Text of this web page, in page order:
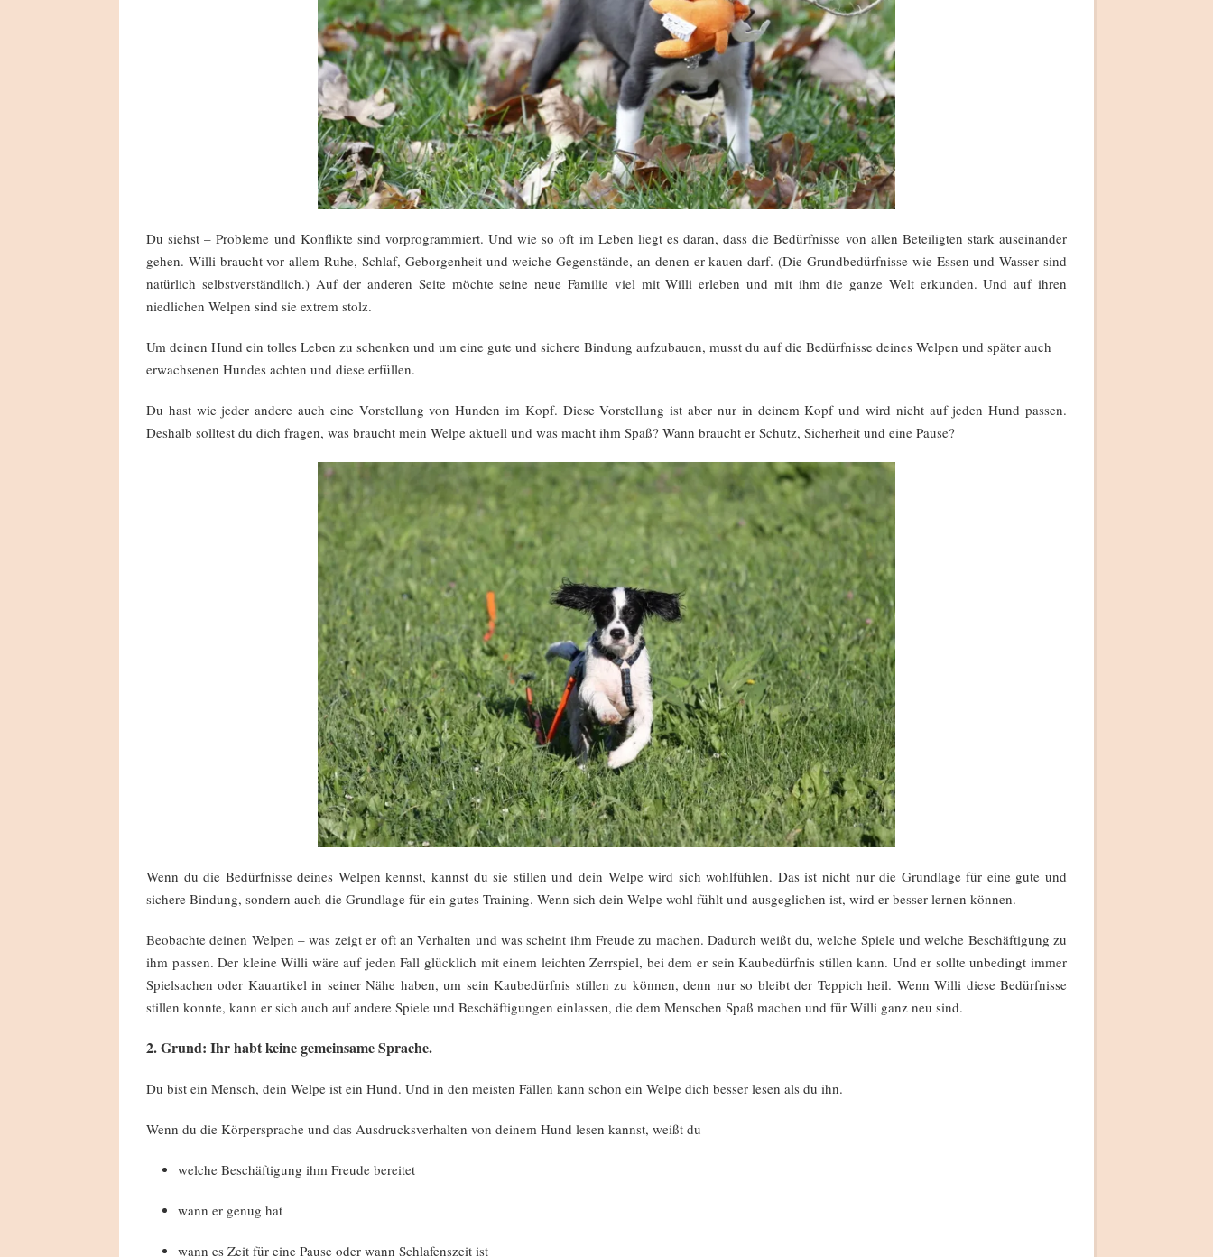
Du siehst – Probleme und Konflikte sind vorprogrammiert. Und wie so oft im Leben liegt es daran, dass die Bedürfnisse von allen Beteiligten stark auseinander
gehen. Willi braucht vor allem Ruhe, Schlaf, Geborgenheit und weiche Gegenstände, an denen er kauen darf. (Die Grundbedürfnisse wie Essen und Wasser sind
natürlich selbstverständlich.) Auf der anderen Seite möchte seine neue Familie viel mit Willi erleben und mit ihm die ganze Welt erkunden. Und auf ihren
niedlichen Welpen sind sie extrem stolz.
Um deinen Hund ein tolles Leben zu schenken und um eine gute und sichere Bindung aufzubauen, musst du auf die Bedürfnisse deines Welpen und später auch
erwachsenen Hundes achten und diese erfüllen.
Du hast wie jeder andere auch eine Vorstellung von Hunden im Kopf. Diese Vorstellung ist aber nur in deinem Kopf und wird nicht auf jeden Hund passen.
Deshalb solltest du dich fragen, was braucht mein Welpe aktuell und was macht ihm Spaß? Wann braucht er Schutz, Sicherheit und eine Pause?
Wenn du die Bedürfnisse deines Welpen kennst, kannst du sie stillen und dein Welpe wird sich wohlfühlen. Das ist nicht nur die Grundlage für eine gute und
sichere Bindung, sondern auch die Grundlage für ein gutes Training. Wenn sich dein Welpe wohl fühlt und ausgeglichen ist, wird er besser lernen können.
Beobachte deinen Welpen – was zeigt er oft an Verhalten und was scheint ihm Freude zu machen. Dadurch weißt du, welche Spiele und welche Beschäftigung zu
ihm passen. Der kleine Willi wäre auf jeden Fall glücklich mit einem leichten Zerrspiel, bei dem er sein Kaubedürfnis stillen kann. Und er sollte unbedingt immer
Spielsachen oder Kauartikel in seiner Nähe haben, um sein Kaubedürfnis stillen zu können, denn nur so bleibt der Teppich heil. Wenn Willi diese Bedürfnisse
stillen konnte, kann er sich auch auf andere Spiele und Beschäftigungen einlassen, die dem Menschen Spaß machen und für Willi ganz neu sind.
2. Grund: Ihr habt keine gemeinsame Sprache.
Du bist ein Mensch, dein Welpe ist ein Hund. Und in den meisten Fällen kann schon ein Welpe dich besser lesen als du ihn.
Wenn du die Körpersprache und das Ausdrucksverhalten von deinem Hund lesen kannst, weißt du
welche Beschäftigung ihm Freude bereitet
wann er genug hat
wann es Zeit für eine Pause oder wann Schlafenszeit ist